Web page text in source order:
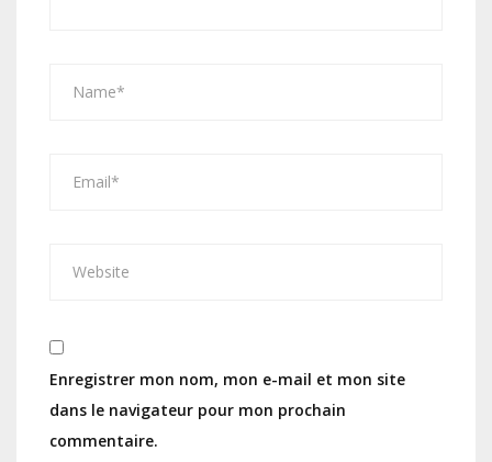
Enregistrer mon nom, mon e-mail et mon site
dans le navigateur pour mon prochain
commentaire.